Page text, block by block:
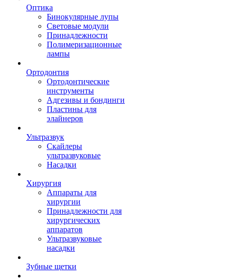
Оптика
Бинокулярные лупы
Световые модули
Принадлежности
Полимеризационные
лампы
Ортодонтия
Ортодонтические
инструменты
Адгезивы и бондинги
Пластины для
элайнеров
Ультразвук
Скайлеры
ультразвуковые
Насадки
Хирургия
Аппараты для
хирургии
Принадлежности для
хирургических
аппаратов
Ультразвуковые
насадки
Зубные щетки